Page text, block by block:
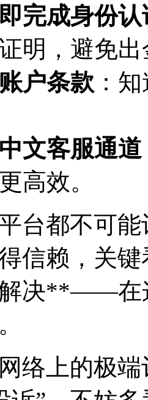
完成身份认
明，避免
户条款 ：
文客服通道
高效。
台都不可
信赖，关
决**——在
络上的极